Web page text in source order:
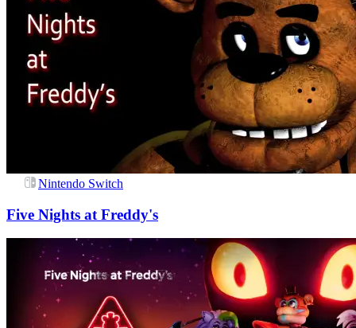
Nintendo Switch
Five Nights at Freddy's